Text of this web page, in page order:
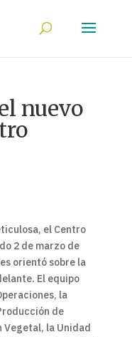
nuevo
el Centro
2 de marzo de
orientó sobre la
El equipo
la
de
Vegetal, la Unidad